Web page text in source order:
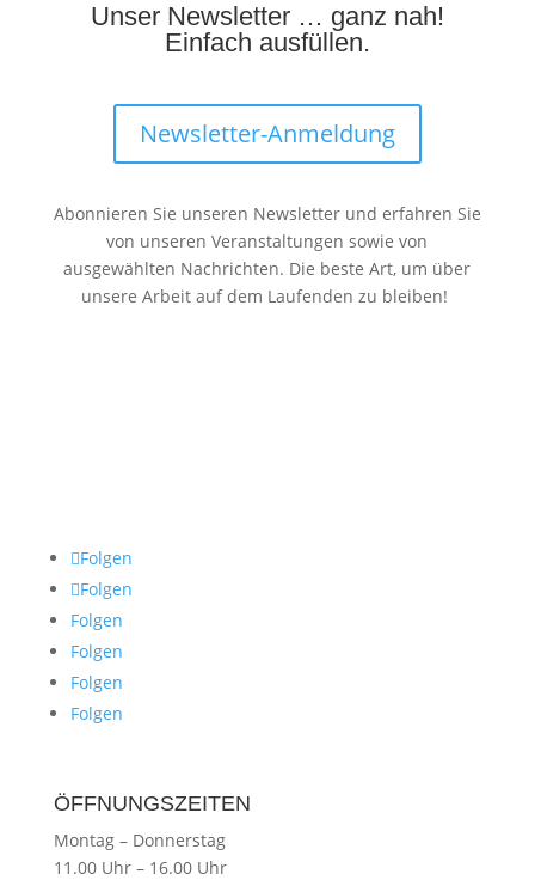
Unser Newsletter … ganz nah!
Einfach ausfüllen.
Newsletter-Anmeldung
Abonnieren Sie unseren Newsletter und erfahren Sie
von unseren Veranstaltungen sowie von
ausgewählten Nachrichten. Die beste Art, um über
unsere Arbeit auf dem Laufenden zu bleiben!
Folgen
Folgen
Folgen
Folgen
Folgen
Folgen
ÖFFNUNGSZEITEN
Montag –Donnerstag
11.00 Uhr –16.00 Uhr